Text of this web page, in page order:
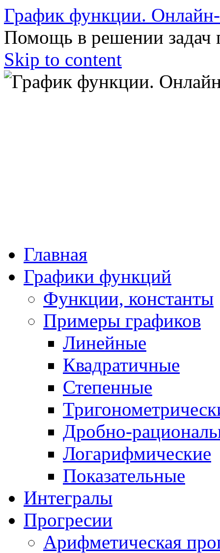
График функции.
Помощь в решении задач
Skip to content
Главная
Графики функций
Функции, константы
Примеры графиков
Линейные
Квадратичные
Степенные
Дробно-
Логарифмические
Показательные
Интегралы
Прогресии
Арифметическая